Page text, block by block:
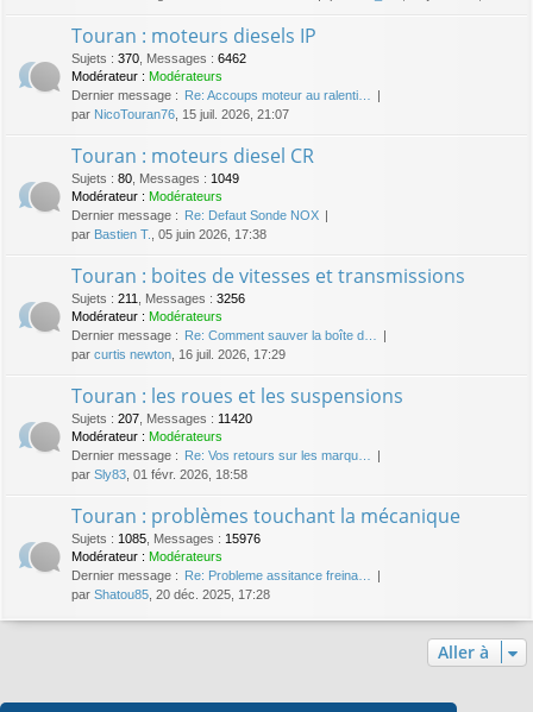
Touran : moteurs diesels IP
Sujets : 370 Messages : 6462
Modérateur : Modérateurs
Dernier message : Re: Accoups moteur au ralenti…
par NicoTouran76 , 15 juil. 2026, 21:07
Touran : moteurs diesel CR
Sujets : 80 Messages : 1049
Modérateur : Modérateurs
Dernier message : Re: Defaut Sonde NOX
par Bastien T. , 05 juin 2026, 17:38
Touran : boites de vitesses et transmissions
Sujets : 211 Messages : 3256
Modérateur : Modérateurs
Dernier message : Re: Comment sauver la boîte d…
par curtis newton , 16 juil. 2026, 17:29
Touran : les roues et les suspensions
Sujets : 207 Messages : 11420
Modérateur : Modérateurs
Dernier message : Re: Vos retours sur les marqu…
par Sly83 , 01 févr. 2026, 18:58
Touran : problèmes touchant la mécanique
Sujets : 1085 Messages : 15976
Modérateur : Modérateurs
Dernier message : Re: Probleme assitance freina…
par Shatou85 , 20 déc. 2025, 17:28
Aller à